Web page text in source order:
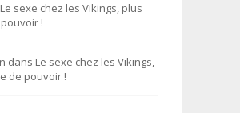
Le sexe chez les Vikings, plus
!
dans Le sexe chez les Vikings,
de pouvoir !